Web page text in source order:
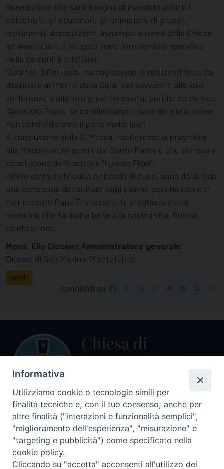
benedizione che sarà il segno di mandato a tutti i
catechisti, gli educatori, gli animatori, di gruppi,
movimenti, associazioni, inviandoli a nome della Chiesa
ad annunciare il Vangelo come loro servizio specifico
nella comunità cristiana.
Durante l’offertorio, raccoglieremo le nostre offerte da
destinare ai fratelli della Siria, per sovvenire alle loro
sofferenze e alle loro gravi necessità, perché come dice
l’Apostolo Paolo, se condividiamo il pane del cielo, come
non condivideremo il pane materiale?
A conclusione della S. Messa, reciteremo la preghiera
alla Madonna composta dal Santo Padre e che si trova a
conclusione dell’enciclica “Lumen Fidei”.
Infine verrà distribuita a ricordo di quest’anno della fede
una coroncina da recitare ogni giorno, perché come ci
ha ricordato Papa Francesco, la preghiera è una
medicina che fa molto bene alla nostra vita. Buona
celebrazione.
Mons. Elio Ciccioni Amministratore generale
Diocesi di San Marino-Montefeltro
Appelli
condividi su FacebookThreadsWhatsApp
Telegram
EmailPrint
Centralino Curia Vescovile
0541 913711
Indirizzo
Informativa
Utilizziamo cookie o tecnologie simili per
finalità tecniche e, con il tuo consenso, anche per
altre finalità ("interazioni e funzionalità semplici",
"miglioramento dell'esperienza", "misurazione" e
"targeting e pubblicità") come specificato nella
cookie policy.
Cliccando su "accetta" acconsenti all'utilizzo dei